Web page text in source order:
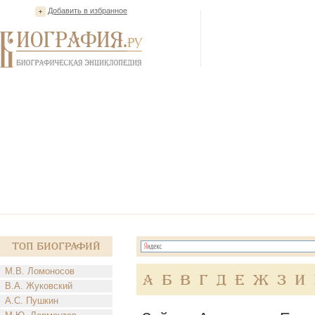
Добавить в избранное
Топ Биографий
М.В. Ломоносов
В.А. Жуковский
А.С. Пушкин
А Б В Г Д Е Ж З И